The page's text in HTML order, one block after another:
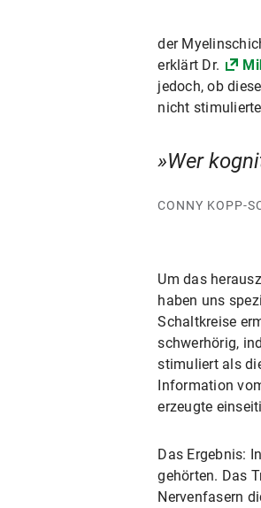
der
erklärt Dr.
jedoch, ob
nicht
Wer
CONNY KOPP-
Um das
haben uns
Schaltkreise
schwerhörig,
stimuliert als
Information
erzeugte
Das Ergebnis:
gehörten. Das
Nervenfasern